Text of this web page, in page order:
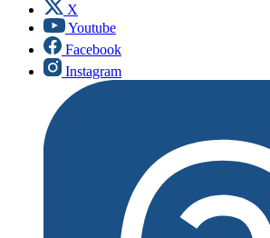
X
Youtube
Facebook
Instagram